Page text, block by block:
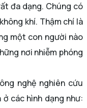
đa dạng. Chúng có
khí. Thậm chí là
một con người nào
nơi nhiễm phóng
nghệ nghiên cứu
ở các hình dạng như: